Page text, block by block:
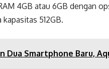
4GB atau 6GB dengan
512GB.
Dua Smartphone Baru,